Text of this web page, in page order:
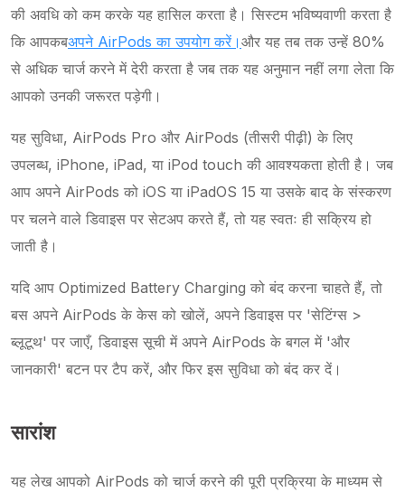
की अवधि को कम करके यह हासिल करता है। सिस्टम भविष्यवाणी करता है
कि आपकबअपने AirPods का उपयोग करें। और यह तब तक उन्हें 80%
से अधिक चार्ज करने में देरी करता है जब तक यह अनुमान नहीं लगा लेता कि
आपको उनकी जरूरत पड़ेगी।
यह सुविधा, AirPods Pro और AirPods (तीसरी पीढ़ी) के लिए
उपलब्ध, iPhone, iPad, या iPod touch की आवश्यकता होती है। जब
आप अपने AirPods को iOS या iPadOS 15 या उसके बाद के संस्करण
पर चलने वाले डिवाइस पर सेटअप करते हैं, तो यह स्वतः ही सक्रिय हो
जाती है।
यदि आप Optimized Battery Charging को बंद करना चाहते हैं, तो
बस अपने AirPods के केस को खोलें, अपने डिवाइस पर 'सेटिंग्स >
ब्लूटूथ' पर जाएँ, डिवाइस सूची में अपने AirPods के बगल में 'और
जानकारी' बटन पर टैप करें, और फिर इस सुविधा को बंद कर दें।
सारांश
यह लेख आपको AirPods को चार्ज करने की पूरी प्रक्रिया के माध्यम से